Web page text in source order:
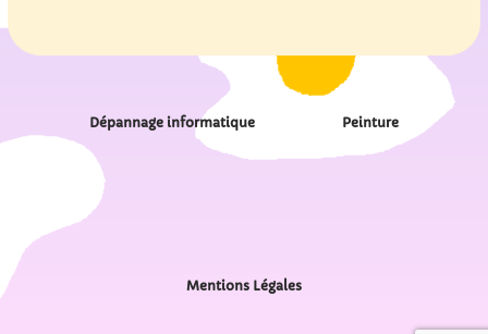
Dépannage informatique Peinture
Mentions Légales